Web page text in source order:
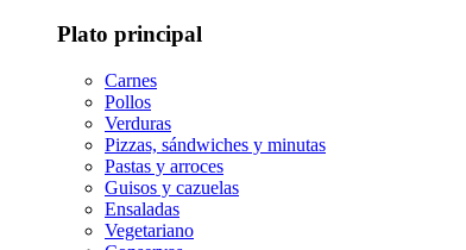
Plato principal
Carnes
Pollos
Verduras
Pizzas, sándwiches y minutas
Pastas y arroces
Guisos y cazuelas
Ensaladas
Vegetariano